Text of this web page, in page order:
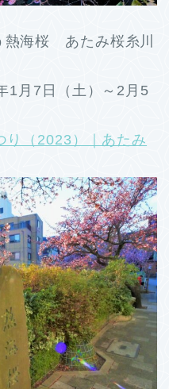
熱海桜 あたみ桜糸川
月7日（土）～2月5
り（2023）｜あたみ